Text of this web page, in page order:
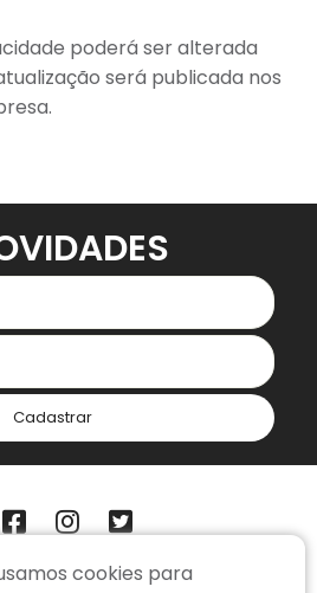
poderá ser alterada
será publicada nos
Cadastrar
cookies para